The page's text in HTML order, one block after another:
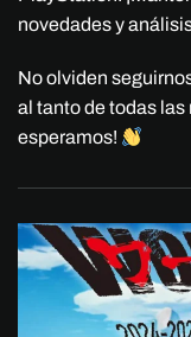
novedades y
No olviden
al tanto de todas las
esperamos!